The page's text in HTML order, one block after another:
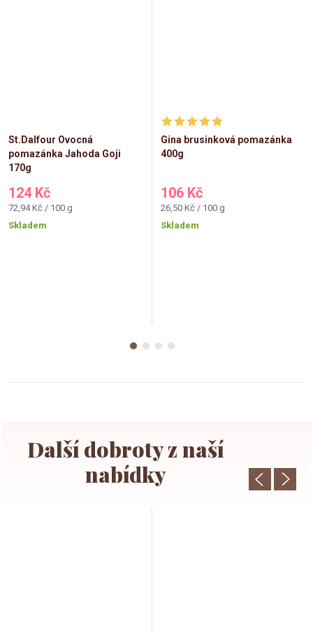
St.Dalfour Ovocná
pomazánka Jahoda Goji
170g
124 Kč
Měrná
cena:
72,94 Kč / 100 g
Skladem
Gina brusinková pomazánka
400g
106 Kč
Měrná
cena:
26,50 Kč / 100 g
Skladem